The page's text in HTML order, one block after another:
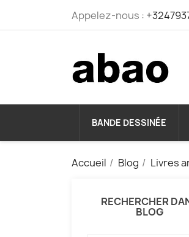
Appelez-nous :
BANDE DESSINÉE
Accueil Blog Livres
RECHERCHER
BLOG